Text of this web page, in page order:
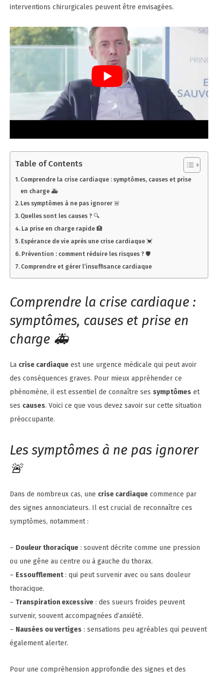
interventions chirurgicales peuvent être envisagées.
Table of Contents
Comprendre la crise cardiaque : symptômes, causes et prise
en charge 🚑
Les symptômes à ne pas ignorer 🚨
Quelles sont les causes ? 🔍
La prise en charge rapide 🏥
Espérance de vie après une crise cardiaque 💓
Prévention : comment réduire les risques ? 🛡️
Comprendre et gérer l’insuffisance cardiaque
Comprendre la crise cardiaque :
symptômes, causes et prise en
charge 🚑
La crise cardiaque est une urgence médicale qui peut avoir
des conséquences graves. Pour mieux appréhender ce
phénomène, il est essentiel de connaître ses symptômes et
ses causes. Voici ce que vous devez savoir sur cette situation
préoccupante.
Les symptômes à ne pas ignorer
🚨
Dans de nombreux cas, une crise cardiaque commence par
des signes annonciateurs. Il est crucial de reconnaître ces
symptômes, notamment :
– Douleur thoracique : souvent décrite comme une pression
ou une gêne au centre ou à gauche du thorax.
– Essoufflement: qui peut survenir avec ou sans douleur
thoracique.
– Transpiration excessive : des sueurs froides peuvent
survenir, souvent accompagnées d’anxiété.
– Nausées ou vertiges : sensations peu agréables qui peuvent
également alerter.
Pour une compréhension approfondie des signes et des